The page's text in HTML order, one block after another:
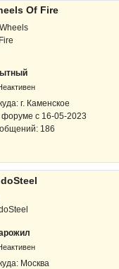
Of Fire
г. Каменское
форуме с 16-05-2023
186
Москва